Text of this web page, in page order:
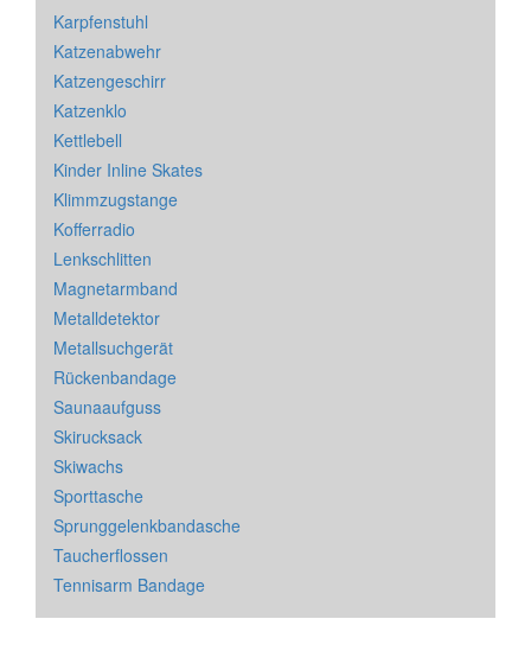
Karpfenstuhl
Katzenabwehr
Katzengeschirr
Katzenklo
Kettlebell
Kinder Inline Skates
Klimmzugstange
Kofferradio
Lenkschlitten
Magnetarmband
Metalldetektor
Metallsuchgerät
Rückenbandage
Saunaaufguss
Skirucksack
Skiwachs
Sporttasche
Sprunggelenkbandasche
Taucherflossen
Tennisarm Bandage